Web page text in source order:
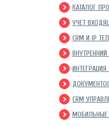
КАТАЛОГ
УЧЕТ
CRM И IP
ИНТЕГРАЦИЯ
CRM
МОБИЛЬНЫЕ